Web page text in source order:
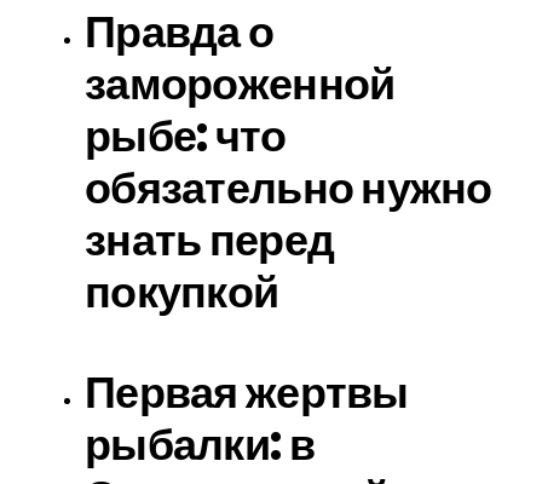
Правда о
замороженной
рыбе: что
обязательно нужно
знать перед
покупкой
Первая жертвы
рыбалки: в